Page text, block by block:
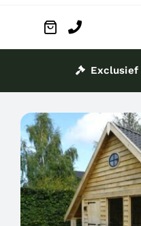
Poorten
Houtbouw
Projecten
Exclusief